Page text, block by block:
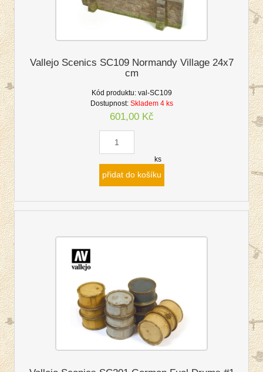
Vallejo Scenics SC109 Normandy Village 24x7
cm
Kód produktu: val-SC109
Dostupnost: Skladem 4 ks
601,00 Kč
ks
přidat do košíku